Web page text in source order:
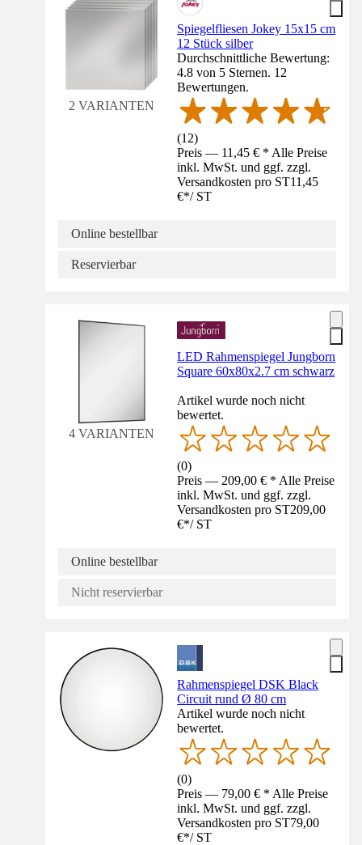
2 VARIANTEN
Spiegelfliesen Jokey 15x15 cm
12 Stück silber
Durchschnittliche Bewertung:
4.8 von 5 Sternen. 12
Bewertungen.
(12)
Preis — 11,45 € * Alle Preise
inkl. MwSt. und ggf. zzgl.
Versandkosten pro ST11,45
€*/ ST
Online bestellbar
Reservierbar
4 VARIANTEN
LED Rahmenspiegel Jungborn
Square 60x80x2.7 cm schwarz
Artikel wurde noch nicht
bewertet.
(0)
Preis — 209,00 € * Alle Preise
inkl. MwSt. und ggf. zzgl.
Versandkosten pro ST209,00
€*/ ST
Online bestellbar
Nicht reservierbar
Rahmenspiegel DSK Black
Circuit rund Ø 80 cm
Artikel wurde noch nicht
bewertet.
(0)
Preis — 79,00 € * Alle Preise
inkl. MwSt. und ggf. zzgl.
Versandkosten pro ST79,00
€*/ ST